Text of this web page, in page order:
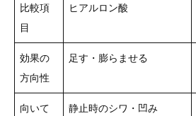
比較項
目
ヒアルロン酸
効果の
方向性
足す・膨らませる
向いて
静止時のシワ・凹み